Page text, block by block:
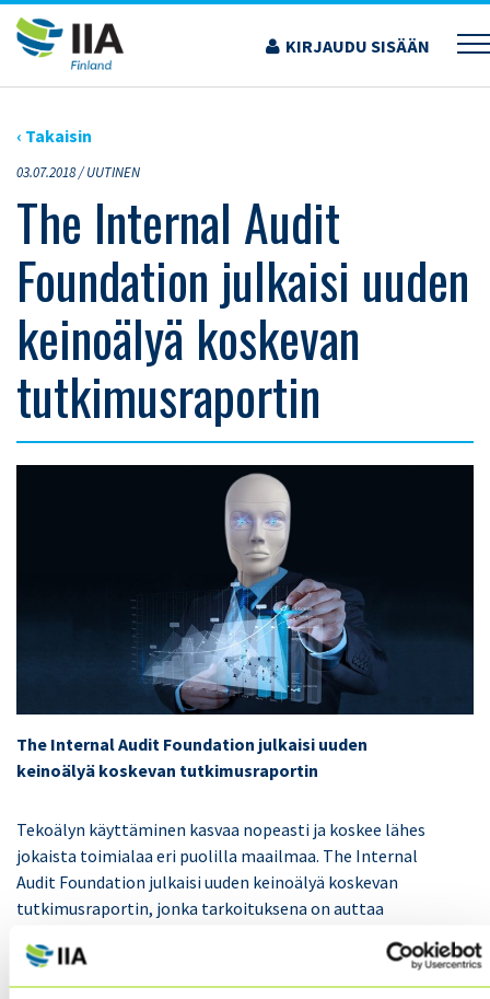
Siirry
sisältöön
KIRJAUDU SISÄÄN
›ARTIKKELIT›THE INTERNAL AUDIT FOUNDATION JULKAISI UUDEN KEINOÄLYÄ
KOSKEVAN TUTKIMUSRAPORTIN
‹ Takaisin
03.07.2018 /UUTINEN
The Internal Audit
Foundation julkaisi uuden
keinoälyä koskevan
tutkimusraportin
The Internal Audit Foundation julkaisi uuden
keinoälyä koskevan tutkimusraportin
Tekoälyn käyttäminen kasvaa nopeasti ja koskee lähes
jokaista toimialaa eri puolilla maailmaa. The Internal
Audit Foundation julkaisi uuden keinoälyä koskevan
tutkimusraportin, jonka tarkoituksena on auttaa
tekoälysovellukset käyttävät dataa eri tavalla kuin
tavalliset IT-sovellukset sekä erityiset riskit, joita